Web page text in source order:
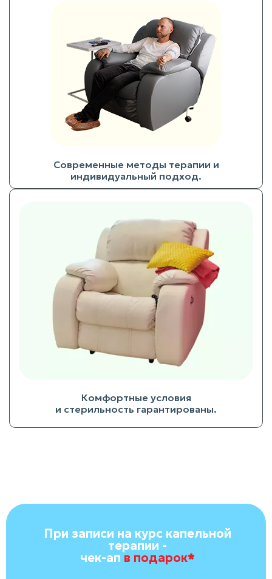
Современные методы терапии и
индивидуальный подход.
Комфортные условия
и стерильность гарантированы.
При записи на курс капельной
терапии -
чек-апв подарок*